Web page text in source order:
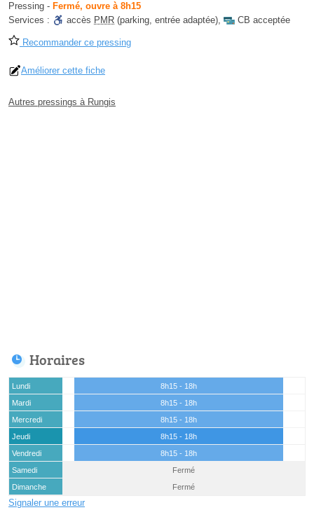
Pressing - Fermé, ouvre à 8h15
Services :
accès PMR (parking, entrée adaptée), CB acceptée
Recommander ce pressing
Améliorer cette fiche
Autres pressings à Rungis
Horaires
Lundi
8h15 - 18h
Mardi
8h15 - 18h
Mercredi
8h15 - 18h
Jeudi
8h15 - 18h
Vendredi
8h15 - 18h
Samedi
Fermé
Dimanche
Fermé
Signaler une erreur